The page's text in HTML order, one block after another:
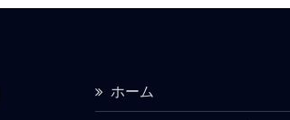
ホーム